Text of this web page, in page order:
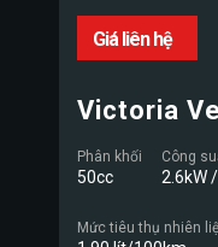
Giá liên hệ
Victoria
Phân khối
50cc
Công
2.6kW
Mức tiêu thụ nhiên